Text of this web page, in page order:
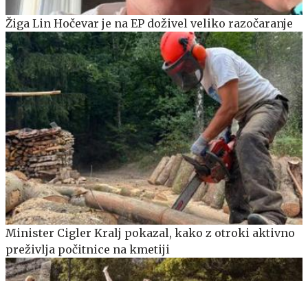
Žiga Lin Hočevar je na EP doživel veliko razočaranje
Minister Cigler Kralj pokazal, kako z otroki aktivno
preživlja počitnice na kmetiji